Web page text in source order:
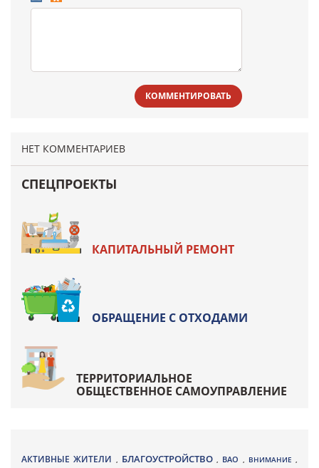
КОММЕНТИРОВАТЬ
НЕТ КОММЕНТАРИЕВ
СПЕЦПРОЕКТЫ
КАПИТАЛЬНЫЙ РЕМОНТ
ОБРАЩЕНИЕ С ОТХОДАМИ
ТЕРРИТОРИАЛЬНОЕ
ОБЩЕСТВЕННОЕ САМОУПРАВЛЕНИЕ
АКТИВНЫЕ ЖИТЕЛИ , БЛАГОУСТРОЙСТВО , ВАО , ВНИМАНИЕ ,